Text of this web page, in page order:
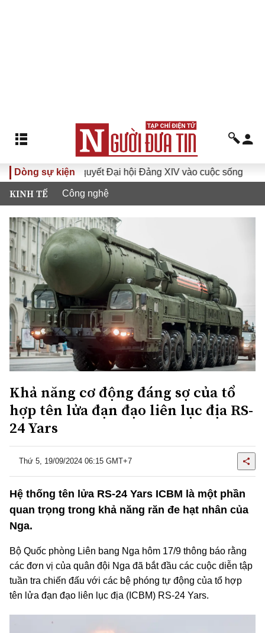
Dòng sự kiện
Nghị quyết Đại hội Đảng XIV vào cuộc sống Hướng
KINH TẾ Công nghệ
Khả năng cơ động đáng sợ của tổ
hợp tên lửa đạn đạo liên lục địa RS-
24 Yars
Thứ 5, 19/09/2024 06:15 GMT+7
Hệ thống tên lửa RS-24 Yars ICBM là một phần
quan trọng trong khả năng răn đe hạt nhân của
Nga.
Bộ Quốc phòng Liên bang Nga hôm 17/9 thông báo rằng
các đơn vị của quân đội Nga đã bắt đầu các cuộc diễn tập
tuần tra chiến đấu với các bệ phóng tự động của tổ hợp
tên lửa đạn đạo liên lục địa (ICBM) RS-24 Yars.